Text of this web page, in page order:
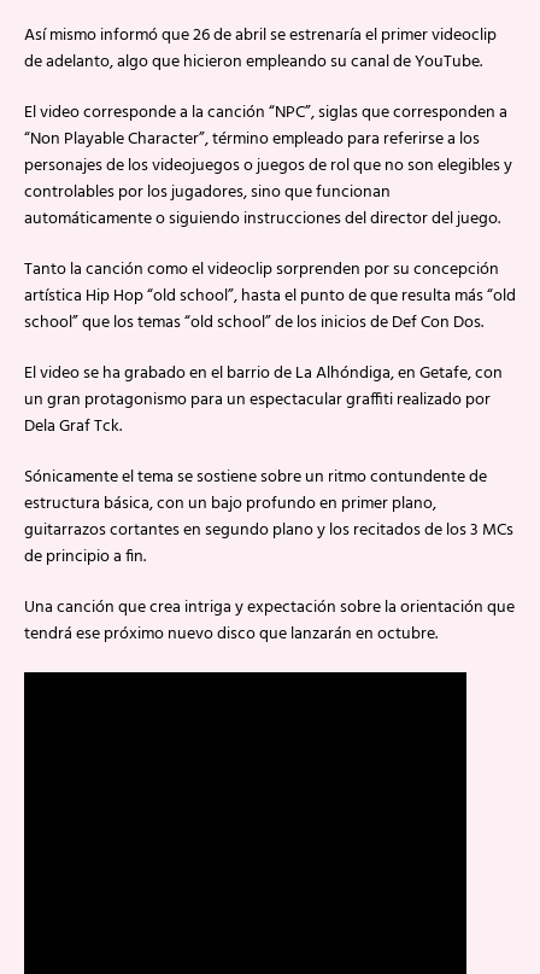
Así mismo informó que 26 de abril se estrenaría el primer videoclip
de adelanto, algo que hicieron empleando su canal de YouTube.
El video corresponde a la canción “NPC”, siglas que corresponden a
“Non Playable Character”, término empleado para referirse a los
personajes de los videojuegos o juegos de rol que no son elegibles y
controlables por los jugadores, sino que funcionan
automáticamente o siguiendo instrucciones del director del juego.
Tanto la canción como el videoclip sorprenden por su concepción
artística Hip Hop “old school”, hasta el punto de que resulta más “old
school” que los temas “old school” de los inicios de Def Con Dos.
El video se ha grabado en el barrio de La Alhóndiga, en Getafe, con
un gran protagonismo para un espectacular graffiti realizado por
Dela Graf Tck.
Sónicamente el tema se sostiene sobre un ritmo contundente de
estructura básica, con un bajo profundo en primer plano,
guitarrazos cortantes en segundo plano y los recitados de los 3 MCs
de principio a fin.
Una canción que crea intriga y expectación sobre la orientación que
tendrá ese próximo nuevo disco que lanzarán en octubre.